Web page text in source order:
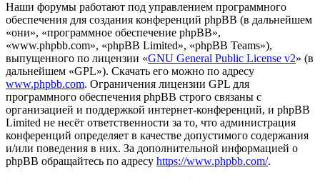
Наши форумы работают под управлением программного
обеспечения для создания конференций phpBB (в дальнейшем
«они», «программное обеспечение phpBB»,
«www.phpbb.com», «phpBB Limited», «phpBB Teams»),
выпущенного по лицензии «GNU General Public License v2» (в
дальнейшем «GPL»). Скачать его можно по адресу
www.phpbb.com. Ограничения лицензии GPL для
программного обеспечения phpBB строго связаны с
организацией и поддержкой интернет-конференций, и phpBB
Limited не несёт ответственности за то, что администрация
конференций определяет в качестве допустимого содержания
и/или поведения в них. За дополнительной информацией о
phpBB обращайтесь по адресу https://www.phpbb.com/.